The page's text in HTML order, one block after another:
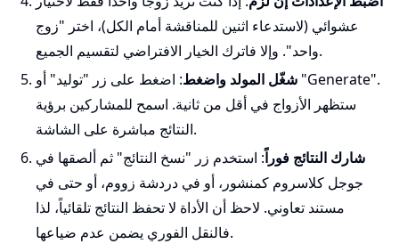
عشوائي (لاستدعاء اثنين للمناقشة أمام الكل)، اختر "زوج
واحد". وإلا فاترك الخيار الافتراضي لتقسيم الجميع.
شغّل المولد واضغط: اضغط على زر "توليد" أو "Generate".
ستظهر الأزواج في أقل من ثانية. اسمح للمشاركين برؤية
النتائج مباشرة على الشاشة.
شارك النتائج فوراً: استخدم زر "نسخ النتائج" ثم ألصقها في
جوجل كلاسروم كمنشور، أو في دردشة زووم، أو حتى في
مستند تعاوني. لاحظ أن الأداة لا تحفظ النتائج تلقائياً، لذا
فالنقل الفوري يضمن عدم ضياعها.